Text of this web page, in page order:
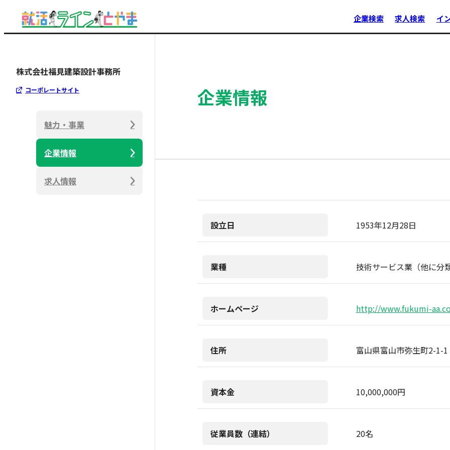
企業検索 求人検索 イ
株式会社福見建築設計事務所
コーポレートサイト
魅力・事業
企業情報
求人情報
企業情報
設立日 1953年12月28日
業種 技術サービス業（他に分
ホームページ http://www.fukumi-
住所 富山県富山市弥生町2-1-1
資本金 10,000,000円
従業員数（連結） 20名